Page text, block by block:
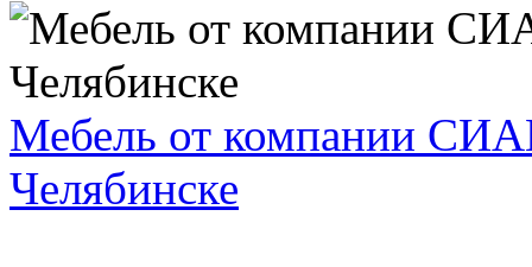
Мебель от компании
Челябинске